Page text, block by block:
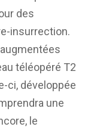
des
insurrection.
téléopéré T2
ci, développée
une
le